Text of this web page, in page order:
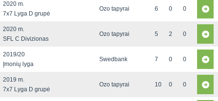
2020 m.
7x7 Lyga D grupė
Ozo tapyrai 6 0 0
2020 m.
SFL C Divizionas
Ozo tapyrai 5 2 0
2019/20
Įmonių lyga
Swedbank 7 0 0
2019 m.
7x7 Lyga D grupė
Ozo tapyrai 10 0 0